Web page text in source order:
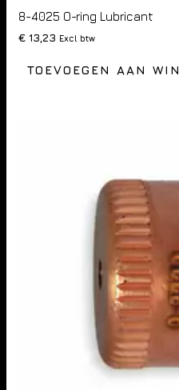
8-4025 O-ring Lubricant
€ 13,23 Excl btw
TOEVOEGEN AAN